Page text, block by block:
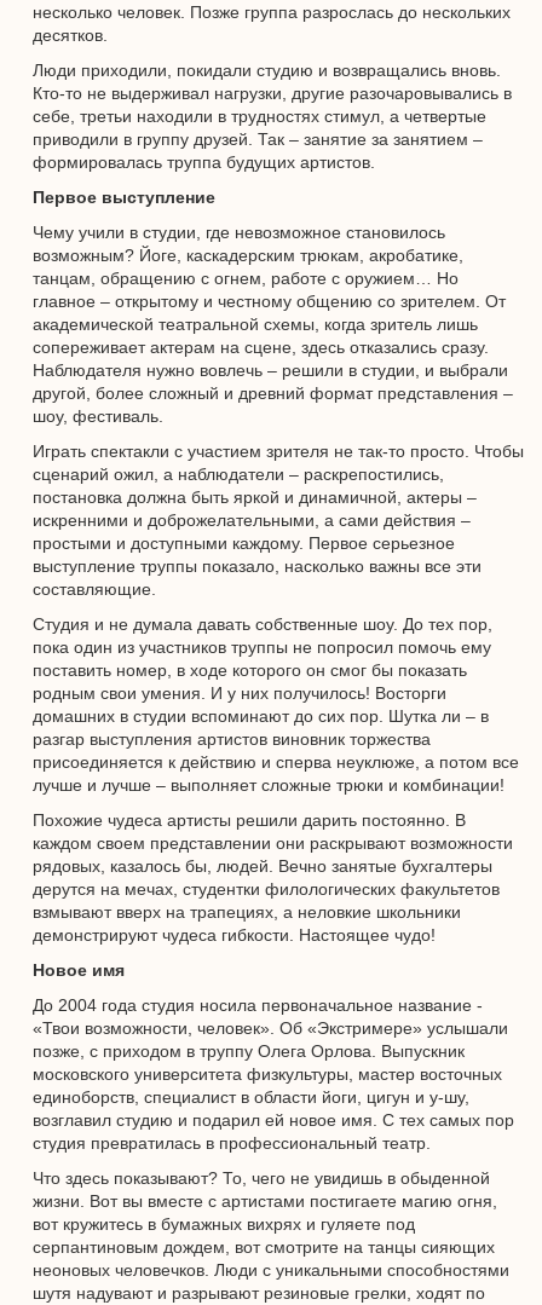
несколько человек. Позже группа разрослась до нескольких
десятков.
Люди приходили, покидали студию и возвращались вновь.
Кто-то не выдерживал нагрузки, другие разочаровывались в
себе, третьи находили в трудностях стимул, а четвертые
приводили в группу друзей. Так – занятие за занятием –
формировалась труппа будущих артистов.
Первое выступление
Чему учили в студии, где невозможное становилось
возможным? Йоге, каскадерским трюкам, акробатике,
танцам, обращению с огнем, работе с оружием… Но
главное – открытому и честному общению со зрителем. От
академической театральной схемы, когда зритель лишь
сопереживает актерам на сцене, здесь отказались сразу.
Наблюдателя нужно вовлечь – решили в студии, и выбрали
другой, более сложный и древний формат представления –
шоу, фестиваль.
Играть спектакли с участием зрителя не так-то просто. Чтобы
сценарий ожил, а наблюдатели – раскрепостились,
постановка должна быть яркой и динамичной, актеры –
искренними и доброжелательными, а сами действия –
простыми и доступными каждому. Первое серьезное
выступление труппы показало, насколько важны все эти
составляющие.
Студия и не думала давать собственные шоу. До тех пор,
пока один из участников труппы не попросил помочь ему
поставить номер, в ходе которого он смог бы показать
родным свои умения. И у них получилось! Восторги
домашних в студии вспоминают до сих пор. Шутка ли – в
разгар выступления артистов виновник торжества
присоединяется к действию и сперва неуклюже, а потом все
лучше и лучше – выполняет сложные трюки и комбинации!
Похожие чудеса артисты решили дарить постоянно. В
каждом своем представлении они раскрывают возможности
рядовых, казалось бы, людей. Вечно занятые бухгалтеры
дерутся на мечах, студентки филологических факультетов
взмывают вверх на трапециях, а неловкие школьники
демонстрируют чудеса гибкости. Настоящее чудо!
Новое имя
До 2004 года студия носила первоначальное название -
«Твои возможности, человек». Об «Экстримере» услышали
позже, с приходом в труппу Олега Орлова. Выпускник
московского университета физкультуры, мастер восточных
единоборств, специалист в области йоги, цигун и у-шу,
возглавил студию и подарил ей новое имя. С тех самых пор
студия превратилась в профессиональный театр.
Что здесь показывают? То, чего не увидишь в обыденной
жизни. Вот вы вместе с артистами постигаете магию огня,
вот кружитесь в бумажных вихрях и гуляете под
серпантиновым дождем, вот смотрите на танцы сияющих
неоновых человечков. Люди с уникальными способностями
шутя надувают и разрывают резиновые грелки, ходят по